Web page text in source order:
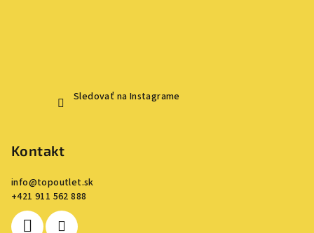
Sledovať na Instagrame
Kontakt
info@topoutlet.sk
+421 911 562 888